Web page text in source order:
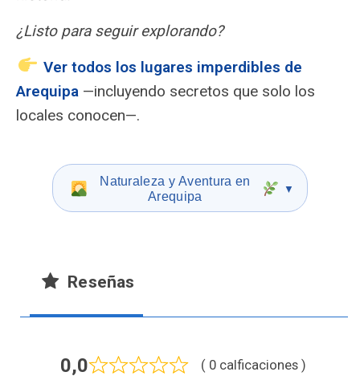
¿Listo para seguir explorando?
Ver todos los lugares imperdibles de
Arequipa —incluyendo secretos que solo los
locales conocen—.
Naturaleza y Aventura en
Arequipa
▼
Reseñas
0,0 ( 0 calficaciones )